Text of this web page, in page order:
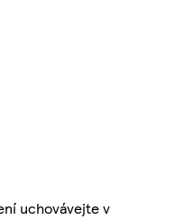
uchovávejte v